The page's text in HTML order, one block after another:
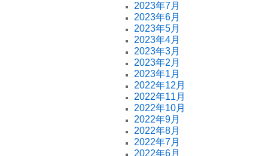
2023年7月
2023年6月
2023年5月
2023年4月
2023年3月
2023年2月
2023年1月
2022年12月
2022年11月
2022年10月
2022年9月
2022年8月
2022年7月
2022年6月